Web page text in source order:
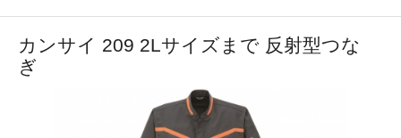
カンサイ 209 2Lサイズまで 反射型つな
ぎ